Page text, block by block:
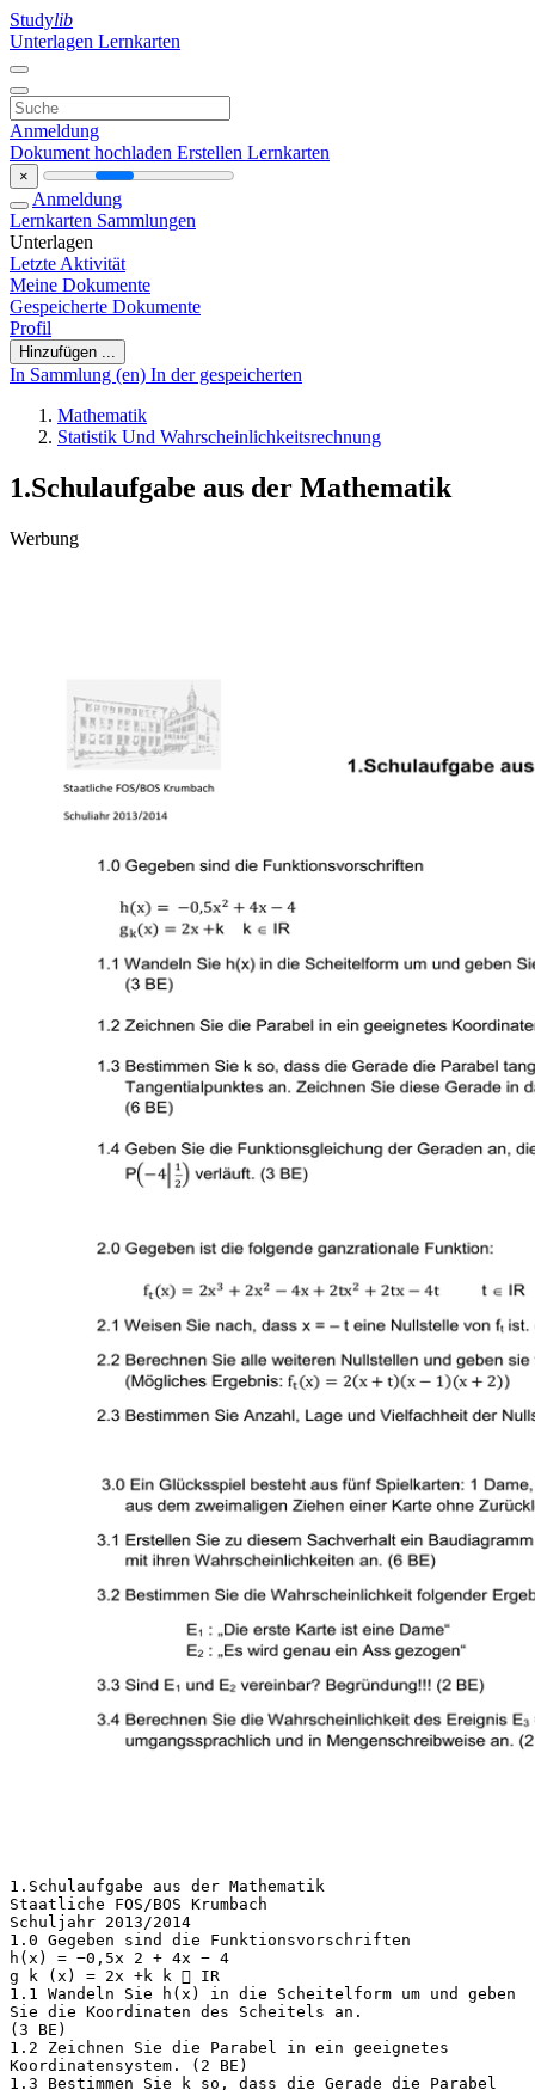
Studylib
Unterlagen Lernkarten
Anmeldung
Dokument hochladen Erstellen Lernkarten
×
Anmeldung
Lernkarten Sammlungen
Unterlagen
Letzte Aktivität
Meine Dokumente
Gespeicherte Dokumente
Profil
Hinzufügen ...
In Sammlung (en) In der gespeicherten
Mathematik
Statistik Und Wahrscheinlichkeitsrechnung
1.Schulaufgabe aus der Mathematik
Werbung
1.Schulaufgabe aus der Mathematik
Staatliche FOS/BOS Krumbach
Schuljahr 2013/2014
1.0 Gegeben sind die Funktionsvorschriften
h(x) = −0,5x 2 + 4x − 4
g k (x) = 2x +k k  IR
1.1 Wandeln Sie h(x) in die Scheitelform um und geben
Sie die Koordinaten des Scheitels an.
(3 BE)
1.2 Zeichnen Sie die Parabel in ein geeignetes
Koordinatensystem. (2 BE)
1.3 Bestimmen Sie k so, dass die Gerade die Parabel